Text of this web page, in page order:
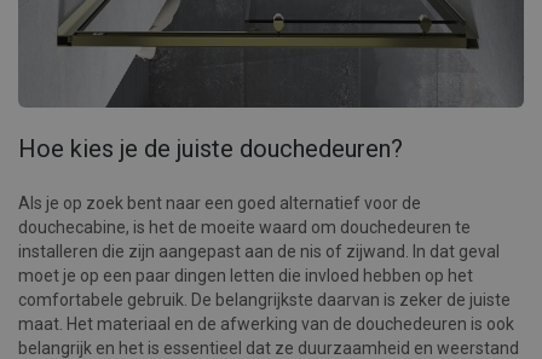
Hoe kies je de juiste douchedeuren?
Als je op zoek bent naar een goed alternatief voor de
douchecabine, is het de moeite waard om douchedeuren te
installeren die zijn aangepast aan de nis of zijwand. In dat geval
moet je op een paar dingen letten die invloed hebben op het
comfortabele gebruik. De belangrijkste daarvan is zeker de juiste
maat. Het materiaal en de afwerking van de douchedeuren is ook
belangrijk en het is essentieel dat ze duurzaamheid en weerstand